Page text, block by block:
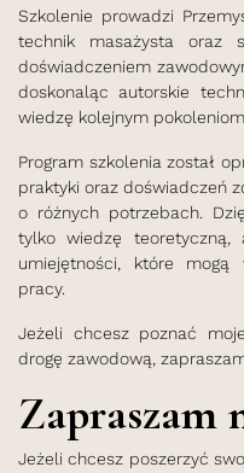
Szkolenie prowadzi
technik masażysta oraz
doświadczeniem
doskonaląc autorskie
wiedzę kolejnym
Program szkolenia został
praktyki oraz doświadczeń
o różnych potrzebach.
tylko wiedzę teoretyczną,
umiejętności, które mogą
pracy.
Jeżeli chcesz poznać
drogę zawodową,
Zapraszam
Jeżeli chcesz poszerzyć